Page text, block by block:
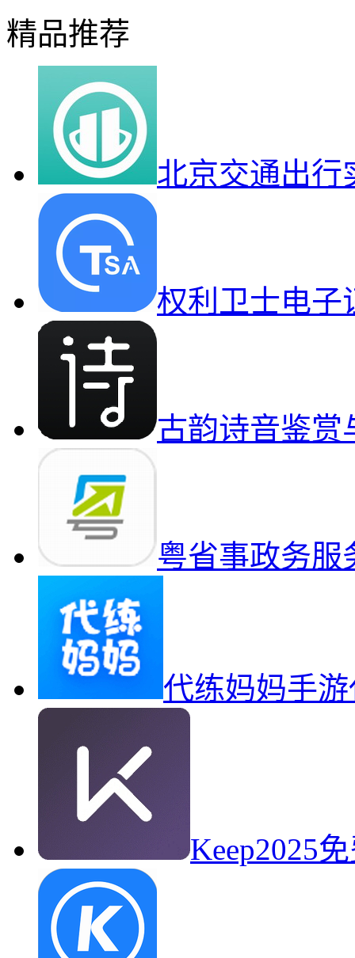
精品推荐
北京交通出行
权利卫士电子
古韵诗音鉴赏
粤省事政务服
代练妈妈手
Keep2025